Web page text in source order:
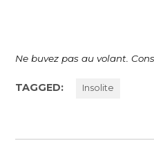
Ne buvez pas au volant.
TAGGED: Insolite